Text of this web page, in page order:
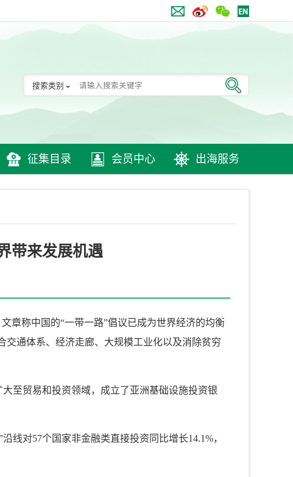
搜索类别
征集目录 会员中心 出海服务
带来发展机遇
章称中国的“一带一路”倡议已成为世界经济的均衡
通体系、经济走廊、大规模工业化以及消除贫穷
至贸易和投资领域，成立了亚洲基础设施投资银
线对57个国家非金融类直接投资同比增长14.1%，